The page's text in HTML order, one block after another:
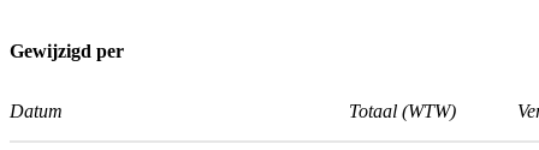
Gewijzigd per
Datum Totaal (WTW)